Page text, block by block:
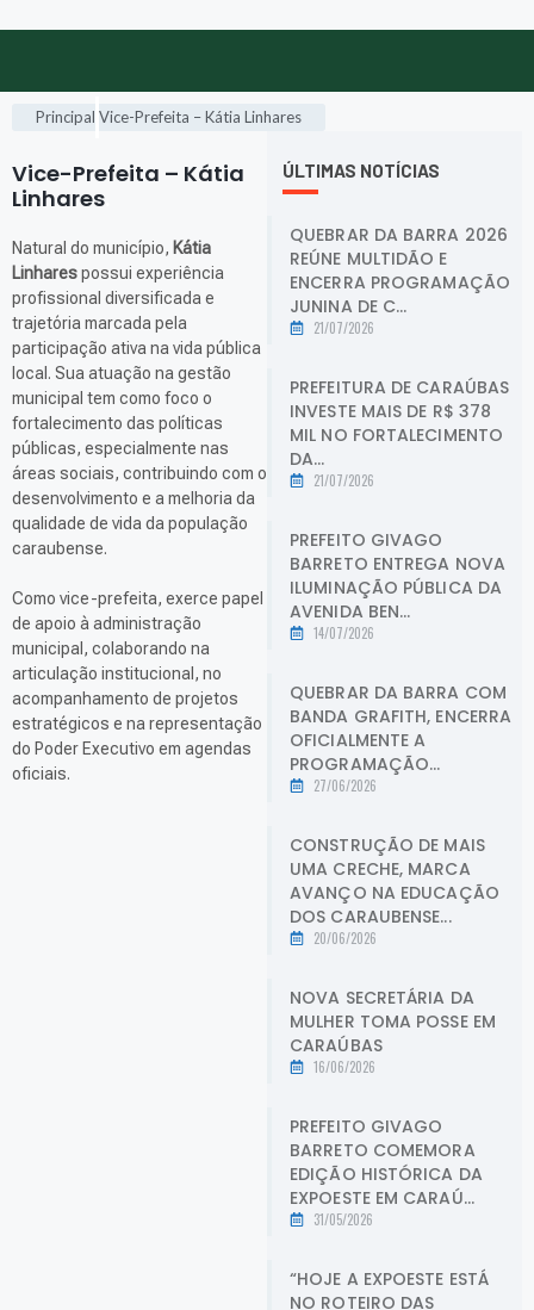
Principal Vice-Prefeita – Kátia Linhares
Vice-Prefeita – Kátia
Linhares
Natural do município, Kátia
Linharespossui experiência
profissional diversificada e
trajetória marcada pela
participação ativa na vida pública
local. Sua atuação na gestão
municipal tem como foco o
fortalecimento das políticas
públicas, especialmente nas
áreas sociais, contribuindo com o
desenvolvimento e a melhoria da
qualidade de vida da população
caraubense.
Como vice-prefeita, exerce papel
de apoio à administração
municipal, colaborando na
articulação institucional, no
acompanhamento de projetos
estratégicos e na representação
do Poder Executivo em agendas
oficiais.
ÚLTIMAS NOTÍCIAS
QUEBRAR DA BARRA 2026
REÚNE MULTIDÃO E
ENCERRA PROGRAMAÇÃO
JUNINA DE C...
21/07/2026
PREFEITURA DE CARAÚBAS
INVESTE MAIS DE R$ 378
MIL NO FORTALECIMENTO
DA...
21/07/2026
PREFEITO GIVAGO
BARRETO ENTREGA NOVA
ILUMINAÇÃO PÚBLICA DA
AVENIDA BEN...
14/07/2026
QUEBRAR DA BARRA COM
BANDA GRAFITH, ENCERRA
OFICIALMENTE A
PROGRAMAÇÃO...
27/06/2026
CONSTRUÇÃO DE MAIS
UMA CRECHE, MARCA
AVANÇO NA EDUCAÇÃO
DOS CARAUBENSE...
20/06/2026
NOVA SECRETÁRIA DA
MULHER TOMA POSSE EM
CARAÚBAS
16/06/2026
PREFEITO GIVAGO
BARRETO COMEMORA
EDIÇÃO HISTÓRICA DA
EXPOESTE EM CARAÚ...
31/05/2026
“HOJE A EXPOESTE ESTÁ
NO ROTEIRO DAS